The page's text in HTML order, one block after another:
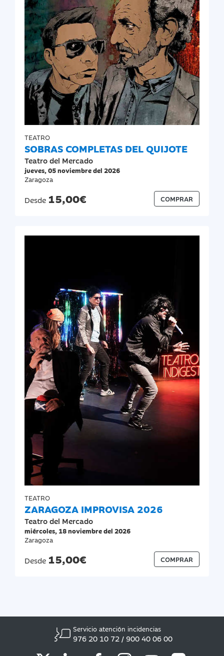
TEATRO
SOBRAS COMPLETAS DEL QUIJOTE
Teatro del Mercado
jueves, 05 noviembre del 2026
Zaragoza
Desde 15,00€ COMPRAR
TEATRO
ZARAGOZA IMPROVISA 2026
Teatro del Mercado
miércoles, 18 noviembre del 2026
Zaragoza
Desde 15,00€ COMPRAR
Servicio atención incidencias
976 20 10 72 / 900 40 06 00